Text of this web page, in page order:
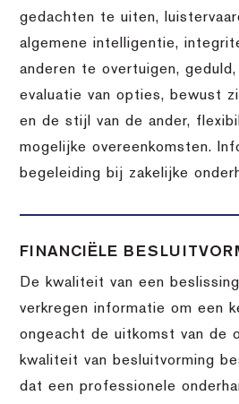
gedachten te uiten,
algemene intelligentie,
anderen te overtuigen,
evaluatie van opties, bewust
en de stijl van de ander,
mogelijke overeenkomsten.
begeleiding bij zakelijke
FINANCIËLE
De kwaliteit van een
verkregen informatie om een
ongeacht de uitkomst van de
kwaliteit van besluitvorming
dat een professionele